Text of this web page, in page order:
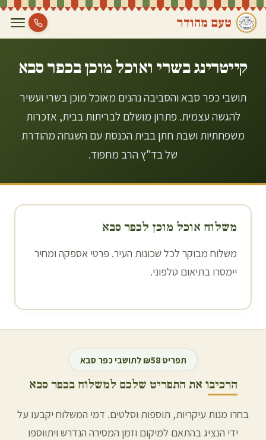
טעם מהודר
קייטרינג בשרי ואוכל מוכן בכפר סבא
תושבי כפר סבא והסביבה נהנים מאוכל מוכן בשרי ועשיר
להגשה עצמית. פתרון מושלם לבריתות בבית, אזכרות
משפחתיות ושבת חתן בבית הכנסת עם השגחה מהודרת
של בד"ץ הרב מחפוד.
משלוח אוכל מוכן לכפר סבא
משלוח מבוקר לכל שכונות העיר. פרטי אספקה ומחיר
יימסרו בתיאום טלפוני.
תפריט ₪58 לתושבי כפר סבא
הרכיבו את התפריט שלכם למשלוח בכפר סבא
בחרו מנות עיקריות, תוספות וסלטים. דמי המשלוח יקבעו על
ידי הנציג בהתאם למיקום וזמן המסירה הנדרש ויתווספו